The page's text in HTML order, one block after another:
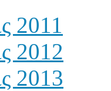
2011
2012
2013